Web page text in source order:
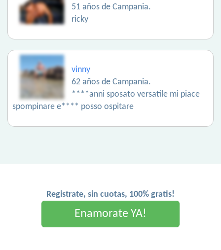
51 años de Campania.
ricky
vinny
62 años de Campania.
****anni sposato versatile mi piace
spompinare e**** posso ospitare
Registrate, sin cuotas, 100% gratis!
Enamorate YA!